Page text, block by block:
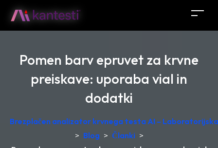
Pomen barv epruvet za krvne
preiskave: uporaba vial in
dodatki
Brezplačen analizator krvnega testa AI –
> Blog > Članki >